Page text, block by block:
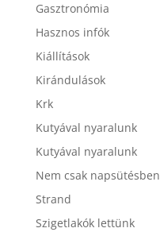
Gasztronómia
Hasznos infók
Kiállítások
Kirándulások
Krk
Kutyával nyaralunk
Kutyával nyaralunk
Nem csak napsütésben
Strand
Szigetlakók lettünk